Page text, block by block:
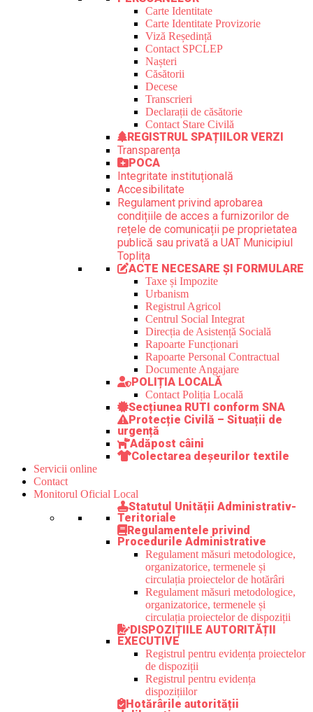
Carte Identitate
Carte Identitate Provizorie
Viză Reședință
Contact SPCLEP
Nașteri
Căsătorii
Decese
Transcrieri
Declarații de căsătorie
Contact Stare Civilă
REGISTRUL SPAȚIILOR VERZI
Transparența
POCA
Integritate instituțională
Accesibilitate
Regulament privind aprobarea
condițiile de acces a furnizorilor de
rețele de comunicații pe proprietatea
publică sau privată a UAT Municipiul
Toplița
ACTE NECESARE ȘI FORMULARE
Taxe și Impozite
Urbanism
Registrul Agricol
Centrul Social Integrat
Direcția de Asistență Socială
Rapoarte Funcționari
Rapoarte Personal Contractual
Documente Angajare
POLIȚIA LOCALĂ
Contact Poliția Locală
Secțiunea RUTI conform SNA
Protecție Civilă – Situații de
urgență
Adăpost câini
Colectarea deșeurilor textile
Servicii online
Contact
Monitorul Oficial Local
Statutul Unității Administrativ-
Teritoriale
Regulamentele privind
Procedurile Administrative
Regulament măsuri metodologice,
organizatorice, termenele și
circulația proiectelor de hotărâri
Regulament măsuri metodologice,
organizatorice, termenele și
circulația proiectelor de dispoziții
DISPOZIȚIILE AUTORITĂȚII
EXECUTIVE
Registrul pentru evidența proiectelor
de dispoziții
Registrul pentru evidența
dispozițiilor
Hotărârile autorității